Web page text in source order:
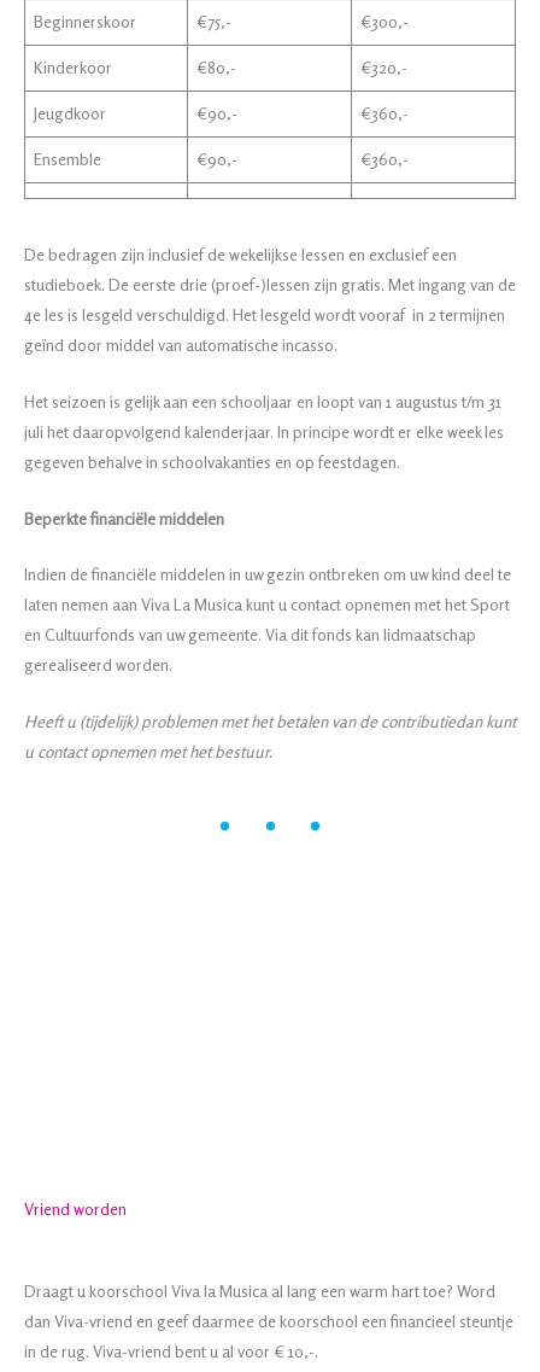
Beginnerskoor €75,- €300,-
Kinderkoor €80,- €320,-
Jeugdkoor €90,- €360,-
Ensemble €90,- €360,-
De bedragen zijn inclusief de wekelijkse lessen en exclusief een
studieboek. De eerste drie (proef-)lessen zijn gratis. Met ingang van de
4e les is lesgeld verschuldigd. Het lesgeld wordt vooraf in 2 termijnen
geïnd door middel van automatische incasso.
Het seizoen is gelijk aan een schooljaar en loopt van 1 augustus t/m 31
juli het daaropvolgend kalenderjaar. In principe wordt er elke week les
gegeven behalve in schoolvakanties en op feestdagen.
Beperkte financiële middelen
Indien de financiële middelen in uw gezin ontbreken om uw kind deel te
laten nemen aan Viva La Musica kunt u contact opnemen met het Sport
en Cultuurfonds van uw gemeente. Via dit fonds kan lidmaatschap
gerealiseerd worden.
Heeft u (tijdelijk) problemen met het betalen van de contributiedan kunt
u contact opnemen met het bestuur.
Vriend worden
Draagt u koorschool Viva la Musica al lang een warm hart toe? Word
dan Viva-vriend en geef daarmee de koorschool een financieel steuntje
in de rug. Viva-vriend bent u al voor € 10,-.